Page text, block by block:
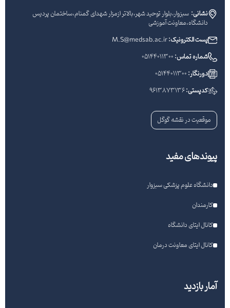
نشانی:سبزوار،بلوار توحید شهر،بالاتر ازمزار شهدای گمنام،ساختمان پردیس
دانشگاه،معاونت آموزشی
پست الکترونیک:M.S@medsab.ac.ir
شماره تماس:05144011300
دورنگار:05144011300
کدپستی:9613873136
موقعیت در نقشه گوگل
پیوندهای مفید
دانشگاه علوم پزشکی سبزوار
کارمندان
کانال ایتای دانشگاه
کانال ایتای معاونت درمان
آمار بازدید